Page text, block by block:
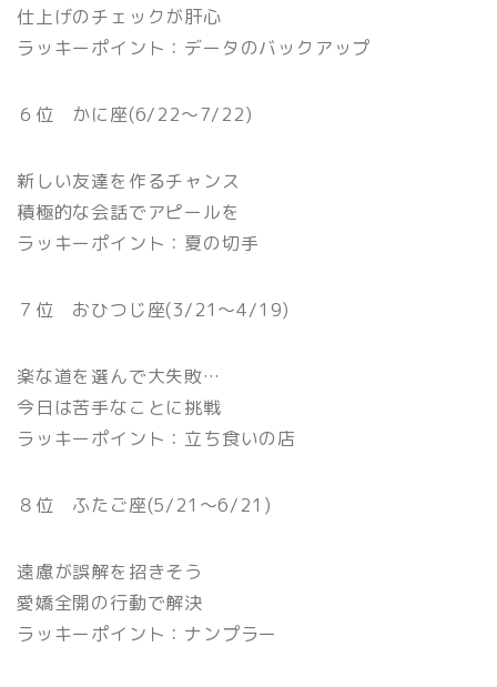
仕上げのチェックが肝心
ラッキーポイント：データのバックアップ
６位 かに座(6/22〜7/22)
新しい友達を作るチャンス
積極的な会話でアピールを
ラッキーポイント：夏の切手
７位 おひつじ座(3/21〜4/19)
楽な道を選んで大失敗…
今日は苦手なことに挑戦
ラッキーポイント：立ち食いの店
８位 ふたご座(5/21〜6/21)
遠慮が誤解を招きそう
愛嬌全開の行動で解決
ラッキーポイント：ナンプラー